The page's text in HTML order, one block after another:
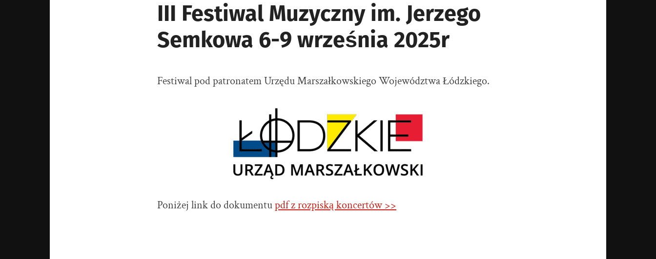
III Festiwal Muzyczny im. Jerzego
Semkowa 6-9 września 2025r
Festiwal pod patronatem Urzędu Marszałkowskiego Województwa Łódzkiego.
Poniżej link do dokumentupdf z rozpiską koncertów >>